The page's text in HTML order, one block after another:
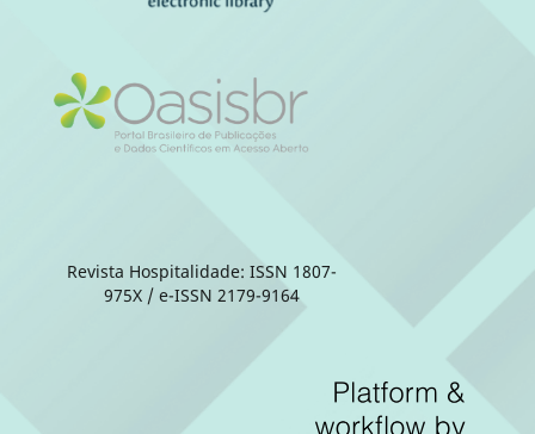
Revista Hospitalidade: ISSN 1807-
975X / e-ISSN 2179-9164